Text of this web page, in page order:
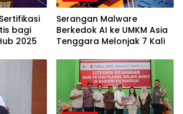
bagi
2025
Serangan Malware
Berkedok AI ke UMKM Asia
Tenggara Melonjak 7 Kali